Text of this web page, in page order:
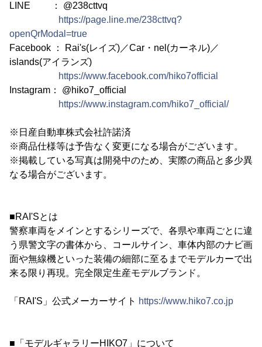
LINE ： @238cttvq
https://page.line.me/238cttvq?
openQrModal=true
Facebook ： Rai's(レイズ)／Car・nel(カーネル)／
islands(アイランズ)
https://www.facebook.com/hiko7official
Instagram： @hiko7_official
https://www.instagram.com/hiko7_official/
※日産自動車株式会社許諾済
※商品仕様等は予告なく変更になる場合がございます。
※掲載している写真は開発中のため、実際の商品と多少異
なる場合がございます。
■RAI'Sとは
警察車両をメインとするシリーズで、各県や車両ごとに違
う県警文字の書体から、コールサイン、車体内部のナビ画
面や無線機といった装備の細部に至るまでモデルカーで出
来る限り再現。完全限定生産モデルブランド。
「RAI'S」公式メーカーサイト https://www.hiko7.co.jp
■「モデルギャラリーHIKO7」について